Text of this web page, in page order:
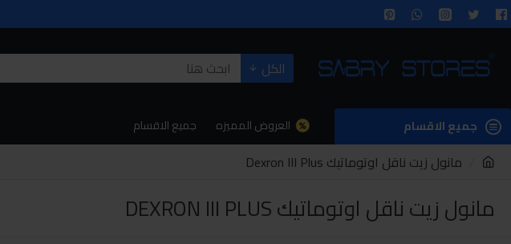
الكل
جميع الاقسام العروض المميزه جميع الاقسام
مانول زيت ناقل اوتوماتيك Dexron III Plus
مانول زيت ناقل اوتوماتيك DEXRON III PLUS